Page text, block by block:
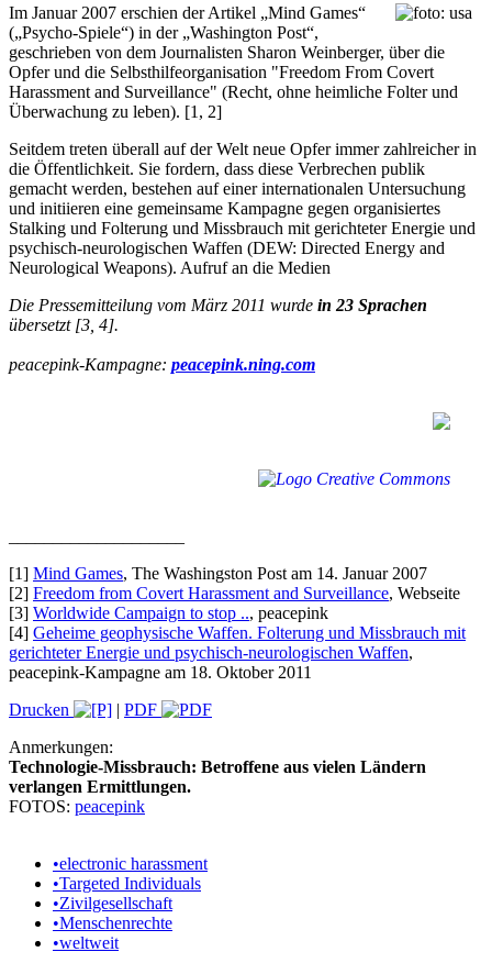
Im Januar 2007 erschien der Artikel „Mind Games“
(„Psycho-Spiele“) in der „Washington Post“,
geschrieben von dem Journalisten Sharon Weinberger, über die
Opfer und die Selbsthilfeorganisation "Freedom From Covert
Harassment and Surveillance" (Recht, ohne heimliche Folter und
Überwachung zu leben). [1, 2]
Seitdem treten überall auf der Welt neue Opfer immer zahlreicher in
die Öffentlichkeit. Sie fordern, dass diese Verbrechen publik
gemacht werden, bestehen auf einer internationalen Untersuchung
und initiieren eine gemeinsame Kampagne gegen organisiertes
Stalking und Folterung und Missbrauch mit gerichteter Energie und
psychisch-neurologischen Waffen (DEW: Directed Energy and
Neurological Weapons). Aufruf an die Medien
Die Pressemitteilung vom März 2011 wurde in 23 Sprachen
übersetzt [3, 4].
peacepink-Kampagne: peacepink.ning.com
[1] Mind Games, The Washingston Post am 14. Januar 2007
[2] Freedom from Covert Harassment and Surveillance, Webseite
[3] Worldwide Campaign to stop .., peacepink
[4] Geheime geophysische Waffen. Folterung und Missbrauch mit
gerichteter Energie und psychisch-neurologischen Waffen,
peacepink-Kampagne am 18. Oktober 2011
Drucken
| PDF
Anmerkungen:
Technologie-Missbrauch: Betroffene aus vielen Ländern
verlangen Ermittlungen.
FOTOS: peacepink
•electronic harassment
•Targeted Individuals
•Zivilgesellschaft
•Menschenrechte
•weltweit